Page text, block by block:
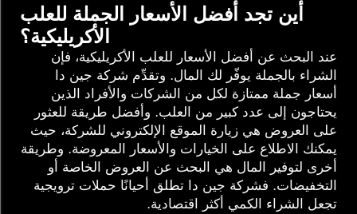
أين تجد أفضل الأسعار الجملة للعلب
الأكريليكية؟
عند البحث عن أفضل الأسعار للعلب الأكريليكية، فإن
الشراء بالجملة يوفّر لك المال. وتقدِّم شركة جين دا
أسعار جملة ممتازة لكل من الشركات والأفراد الذين
يحتاجون إلى عدد كبير من العلب. وأفضل طريقة للعثور
على العروض هي زيارة الموقع الإلكتروني للشركة، حيث
يمكنك الاطلاع على الخيارات والأسعار المعروضة. وطريقة
أخرى لتوفير المال هي البحث عن العروض الخاصة أو
التخفيضات. فشركة جين دا تطلق أحيانًا حملات ترويجية
تجعل الشراء الكمي أكثر اقتصادية.